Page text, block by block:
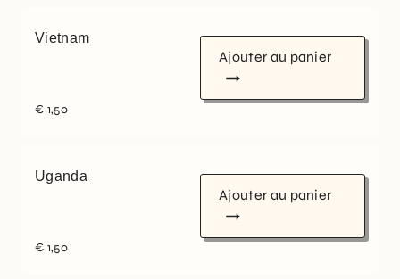
Vietnam
€ 1,50
Ajouter au panier
Uganda
€ 1,50
Ajouter au panier